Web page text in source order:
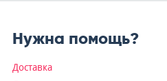
Нужна помощь?
Доставка